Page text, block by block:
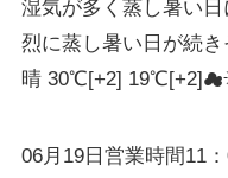
湿気が多く蒸し暑い
烈に蒸し暑い日が続
晴 30℃[+2]
06月19日営業時間11